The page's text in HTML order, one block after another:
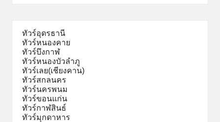
ทัวร์อุดรธานี
ทัวร์หนองคาย
ทัวร์บึงกาฬ
ทัวร์หนองบัวลำภู
ทัวร์เลย(เชียงคาน)
ทัวร์สกลนคร
ทัวร์นครพนม
ทัวร์ขอนแก่น
ทัวร์กาฬสินธ์
ทัวร์มุกดาหาร